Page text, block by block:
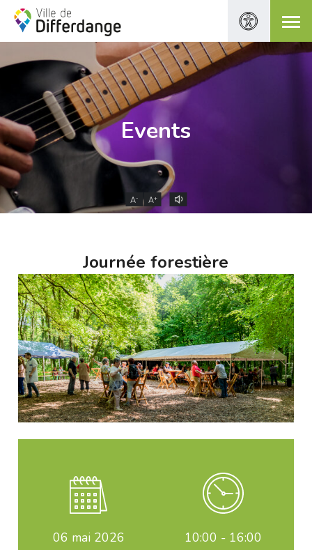
Events
A- A+
Journée forestière
06 mai 2026 10:00 - 16:00